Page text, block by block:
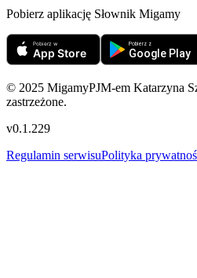
Pobierz aplikację Słownik Migamy
© 2025 MigamyPJM-em Katarzyna
zastrzeżone.
v0.1.229
Regulamin serwisuPolityka